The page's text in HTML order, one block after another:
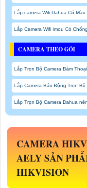
Lắp camera Wifi Dahua Có
Lắp Camera Wifi Imou Có
CAMERA THEO GÓI
Lắp Trọn Bộ Camera Đàm
Lắp Camera Báo Động Trọn Bộ
Lắp Trọn Bộ Camera Dahua
CAMERA
AELYSẢN
HIKVISION